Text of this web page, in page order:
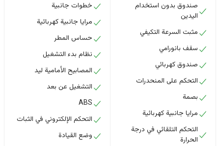
صندوق بدون استخدام
اليدين
مثبت السرعة التكيفي
سقف بانورامي
صندوق كهربائي
التحكم على المنحدرات
بصمة
مرايا جانبية كهربائية
التحكم التلقائي في درجة
الحرارة
خطوات جانبية
مرايا جانبية كهربائية
حساس المطر
نظام بدء التشغيل
المصابيح الأمامية ليد
التشغيل عن بعد
ABS
التحكم الإلكتروني في الثبات
وضع القيادة